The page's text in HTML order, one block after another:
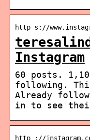
http s://
Instagram
60 posts.
following.
Already
in to see
http ://